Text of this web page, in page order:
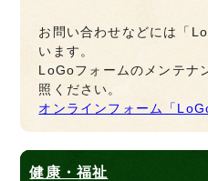
お問い合わせなどには「
います。
LoGoフォームのメンテナ
照ください。
オンラインフォーム「
健康・福祉